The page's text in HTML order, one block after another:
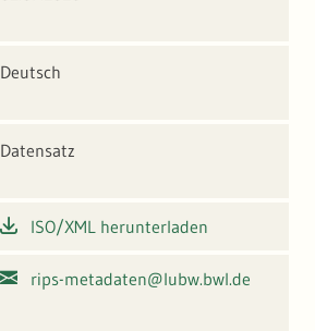
Deutsch
Datensatz
ISO/XML herunterladen
rips-metadaten@lubw.bwl.de